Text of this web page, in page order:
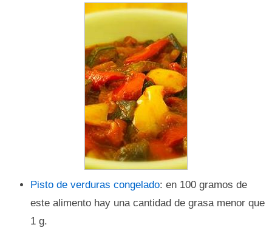
Pisto de verduras congelado: en 100 gramos de
este alimento hay una cantidad de grasa menor que
1 g.